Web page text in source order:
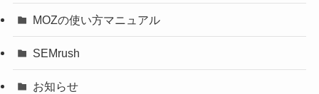
MOZの使い方マニュアル
SEMrush
お知らせ